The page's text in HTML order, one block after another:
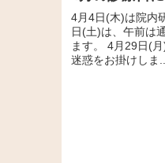
4月4日(木)は院内研
日(土)は、午前は
ます。 4月29日(月)は祝日の為、休診です。 休診日につきまして、ご
迷惑をお掛けしま...